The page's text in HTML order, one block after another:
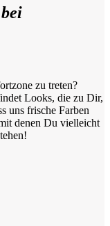
zu treten?
Looks, die zu Dir,
uns frische Farben
denen Du vielleicht